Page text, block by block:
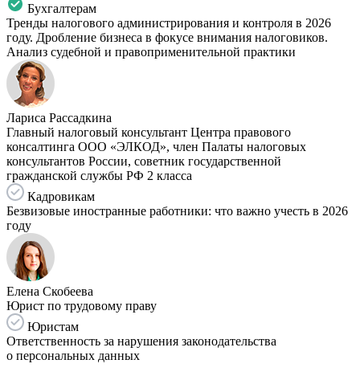
Бухгалтерам
Тренды налогового администрирования и контроля в 2026
году. Дробление бизнеса в фокусе внимания налоговиков.
Анализ судебной и правоприменительной практики
Лариса Рассадкина
Главный налоговый консультант Центра правового
консалтинга ООО «ЭЛКОД», член Палаты налоговых
консультантов России, советник государственной
гражданской службы РФ 2 класса
Кадровикам
Безвизовые иностранные работники: что важно учесть в 2026
году
Елена Скобеева
Юрист по трудовому праву
Юристам
Ответственность за нарушения законодательства
о персональных данных